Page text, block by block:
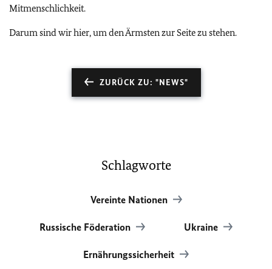
Mitmenschlichkeit.
Darum sind wir hier, um den Ärmsten zur Seite zu stehen.
ZURÜCK ZU: "NEWS"
Schlagworte
Vereinte Nationen
Russische Föderation Ukraine
Ernährungssicherheit